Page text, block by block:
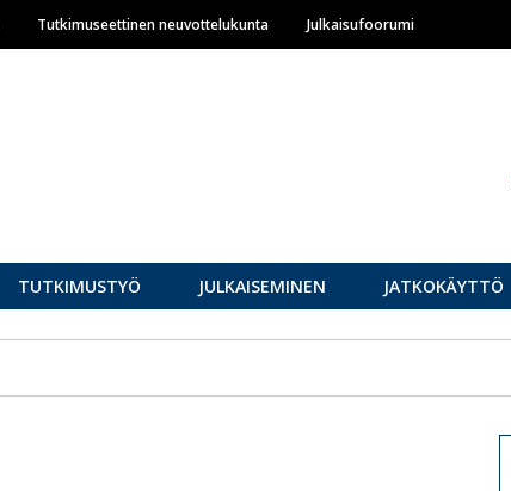
Hyppää
pääsisältöön
Tutkimuseettinen neuvottelukunta Julkaisufoorumi
TUTKIMUSTYÖ JULKAISEMINEN JATKOKÄYTTÖ